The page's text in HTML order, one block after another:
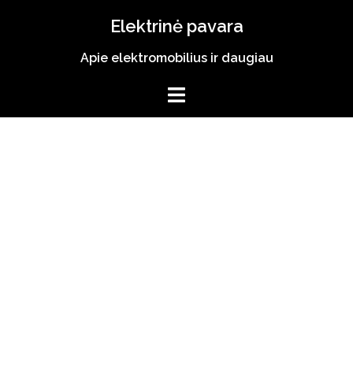
Elektrinė pavara
Apie elektromobilius ir daugiau